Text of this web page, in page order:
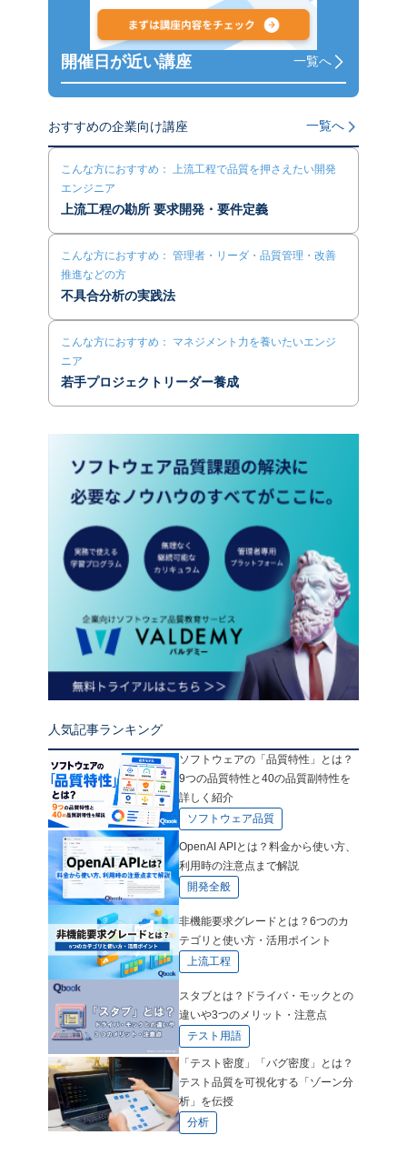
開催日が近い講座 一覧へ
おすすめの企業向け講座 一覧へ
こんな方におすすめ： 上流工程で品質を押さえたい開発
エンジニア
上流工程の勘所 要求開発・要件定義
こんな方におすすめ： 管理者・リーダ・品質管理・改善
推進などの方
不具合分析の実践法
こんな方におすすめ： マネジメント力を養いたいエンジ
ニア
若手プロジェクトリーダー養成
人気記事ランキング
ソフトウェアの「品質特性」とは？
9つの品質特性と40の品質副特性を
詳しく紹介
ソフトウェア品質
OpenAI APIとは？料金から使い方、
利用時の注意点まで解説
開発全般
非機能要求グレードとは？6つのカ
テゴリと使い方・活用ポイント
上流工程
スタブとは？ドライバ・モックとの
違いや3つのメリット・注意点
テスト用語
「テスト密度」「バグ密度」とは？
テスト品質を可視化する「ゾーン分
析」を伝授
分析